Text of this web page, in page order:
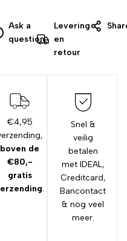
Ask a
question
Levering
en
retour
€4,95
boven de
€80,-
gratis
.
Snel &
veilig
betalen
met IDEAL,
Creditcard,
Bancontact
& nog veel
meer.